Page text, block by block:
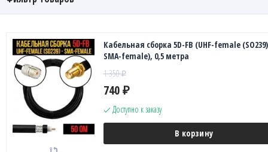
Кабельная сборка 5D-FB (UHF-female
SMA-female), 0,5 метра
1 350₽
740 ₽
Доступно к заказу
В корзину